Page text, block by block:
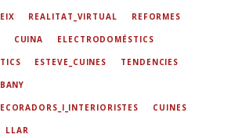
REALITAT_VIRTUAL REFORMES
CUINA ELECTRODOMÉSTICS
ESTEVE_CUINES TENDENCIES
CUINES
LLAR